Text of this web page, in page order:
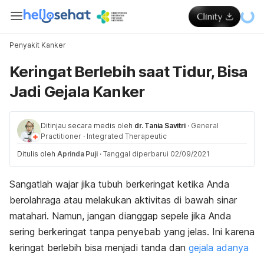
Penyakit Kanker
Keringat Berlebih saat Tidur, Bisa
Jadi Gejala Kanker
Ditinjau secara medis oleh dr. Tania Savitri · General
Practitioner · Integrated Therapeutic
Ditulis oleh Aprinda Puji · Tanggal diperbarui 02/09/2021
Sangatlah wajar jika tubuh berkeringat ketika Anda
berolahraga atau melakukan aktivitas di bawah sinar
matahari. Namun, jangan dianggap sepele jika Anda
sering berkeringat tanpa penyebab yang jelas. Ini karena
keringat berlebih bisa menjadi tanda dan gejala adanya